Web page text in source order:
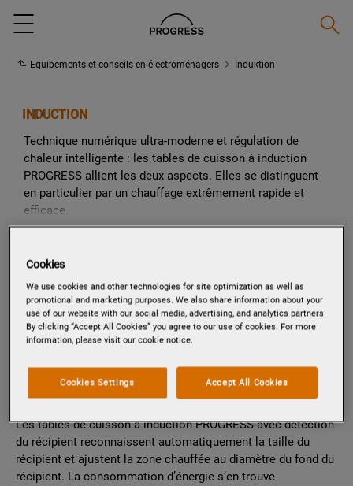
Menu
Equipements et conseils en électroménagers Induktion
INDUCTION
Technique numérique ultra-moderne et régulation de
chaleur intelligente : les tables de cuisson à induction
PROGRESS allient les deux aspects. Elles se distinguent
en particulier par un chauffage extrêmement rapide et
efficace.
RAPIDES, SÛRES ET
ÉCONOMIQUES : LES TABLES DE
CUISSON À INDUCTION
PROGRESS
Les tables de cuisson à induction PROGRESS avec détection
du récipient reconnaissent automatiquement la taille du
récipient et ajustent la zone chauffée au diamètre du fond du
récipient. La consommation d’énergie s’en trouve
Cookies
We use cookies and other technologies for site optimization as well as
promotional and marketing purposes. We also share information about your
use of our website with our social media, advertising, and analytics partners.
By clicking “Accept All Cookies” you agree to our use of cookies. For more
information, please visit our cookie notice.
Accept All Cookies
Cookies Settings